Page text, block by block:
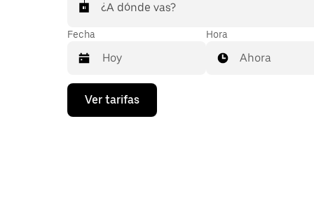
¿A dónde vas?
Fecha
Presiona
flecha
Hora
Ahora
Ver tarifas